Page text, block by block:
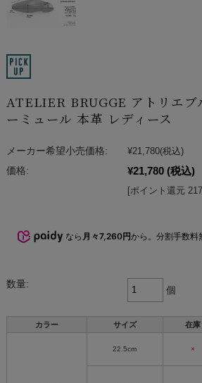
ATELIER BRUGGE アトリエブ
ーミュール 本革 レディース
メーカー希望小売価格: ¥21,780(税込)
価格:
¥21,780 (税込)
[ポイント還元
なら 月々7,260円から。分割手数料
数量:
個
カラー サイズ 在庫
22.5cm ×